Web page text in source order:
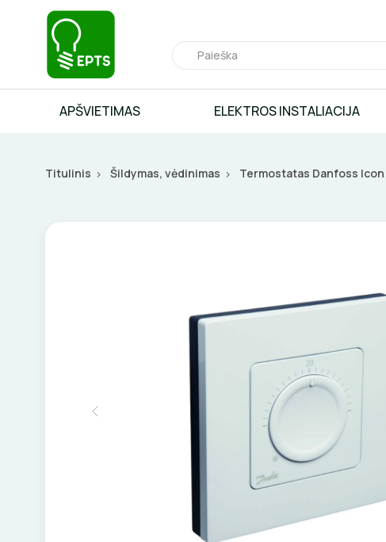
APŠVIETIMAS ELEKTROS INSTALIACIJA
Titulinis Šildymas, vėdinimas Termostatas Danfoss